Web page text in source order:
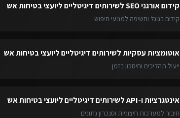
קידום אורגני SEO לשירותים דיגיטליים ליועצי בטיחות אש
קידום בגוגל וחשיפה למנועי חיפוש
אוטומציות עסקיותלשירותים דיגיטליים ליועצי בטיחות אש
ייעול תהליכים וחיסכון בזמן
אינטגרציות ו-API לשירותים דיגיטליים ליועצי בטיחות אש
חיבור למערכות חיצוניות וסנכרון נתונים